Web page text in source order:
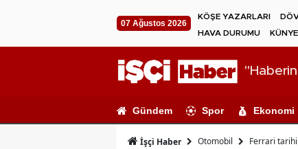
07 Ağustos 2026
KÖŞE YAZARLARI
HAVA DURUMU
KÜNYE
Gündem Spor Ekonomi
İşçi Haber Otomobil Ferrari